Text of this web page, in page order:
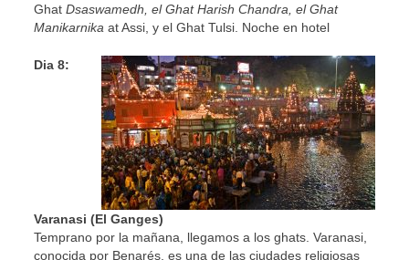
GhatDsaswamedh, el Ghat Harish Chandra, el Ghat
Manikarnika at Assi, y el Ghat Tulsi. Noche en hotel
Dia 8:
Varanasi (El Ganges)
Temprano por la mañana, llegamos a los ghats. Varanasi,
conocida por Benarés, es una de las ciudades religiosas